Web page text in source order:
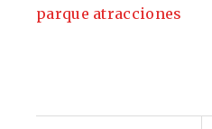
parque atracciones